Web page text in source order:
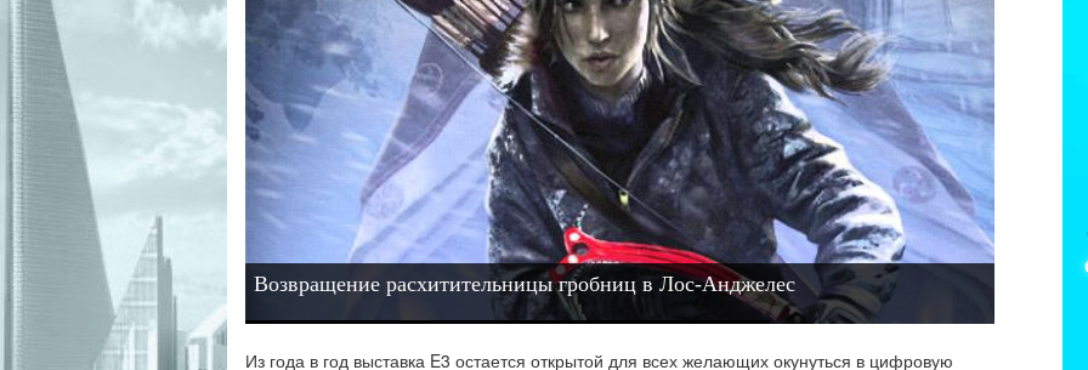
Возвращение расхитительницы гробниц в Лос-Анджелес
Из года в год выставка E3 остается открытой для всех желающих окунуться в цифровую